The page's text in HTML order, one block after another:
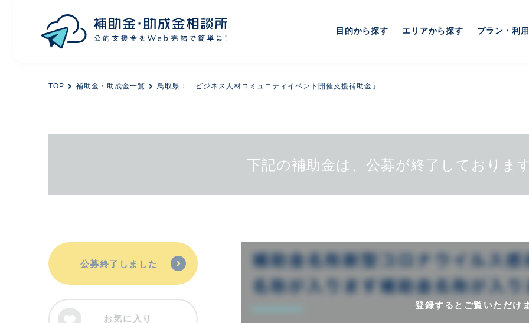
エリアから探す
目的から探す エリアから探す プラン・利
TOP 補助金・助成金一覧 鳥取県：「ビジネス人材コミュニティイベント開催支援補助金」
下記の補助金は、公募が終了しておりま
登録するとご覧いただけ
公募終了しました
お気に入り